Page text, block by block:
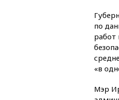
по
работ
«в
Мэр